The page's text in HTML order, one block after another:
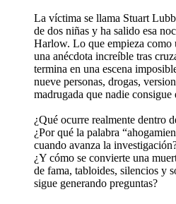
La víctima se llama Stuart
de dos niñas y ha salido esa
Harlow. Lo que empieza como
una anécdota increíble tras
termina en una escena
nueve personas, drogas,
madrugada que nadie
¿Qué ocurre realmente dentro
¿Por qué la palabra
cuando avanza la
¿Y cómo se convierte una
de fama, tabloides, silencios y
sigue generando preguntas?